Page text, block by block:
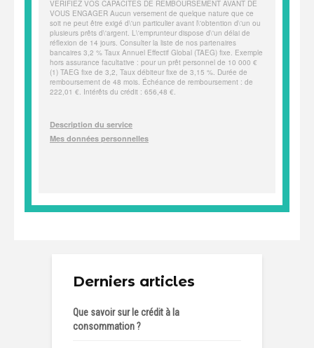
Derniers articles
Que savoir sur le crédit à la
consommation ?